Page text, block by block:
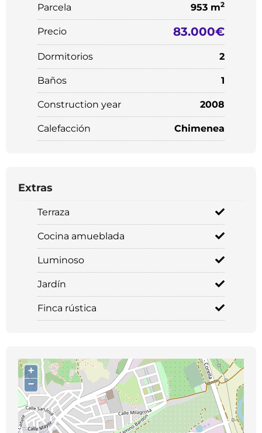
Parcela 953 m2
Precio 83.000€
Dormitorios 2
Baños 1
Construction year 2008
Calefacción Chimenea
Extras
Terraza
Cocina amueblada
Luminoso
Jardín
Finca rústica
+
−